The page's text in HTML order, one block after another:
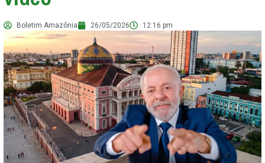
Boletim Amazônia 26/05/2026 12:16 pm